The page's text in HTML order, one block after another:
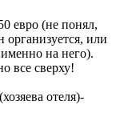
евро (не понял,
организуется, или
на него).
все сверху!
отеля)-